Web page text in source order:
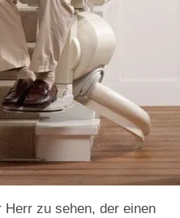
zu sehen, der einen